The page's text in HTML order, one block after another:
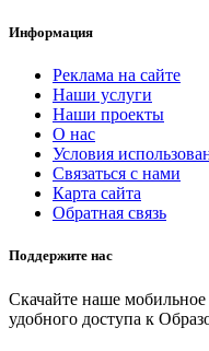
Информация
Реклама на сайте
Наши услуги
Наши проекты
О нас
Условия
Связаться с нами
Карта сайта
Обратная связь
Поддержите нас
Скачайте наше
удобного доступа к